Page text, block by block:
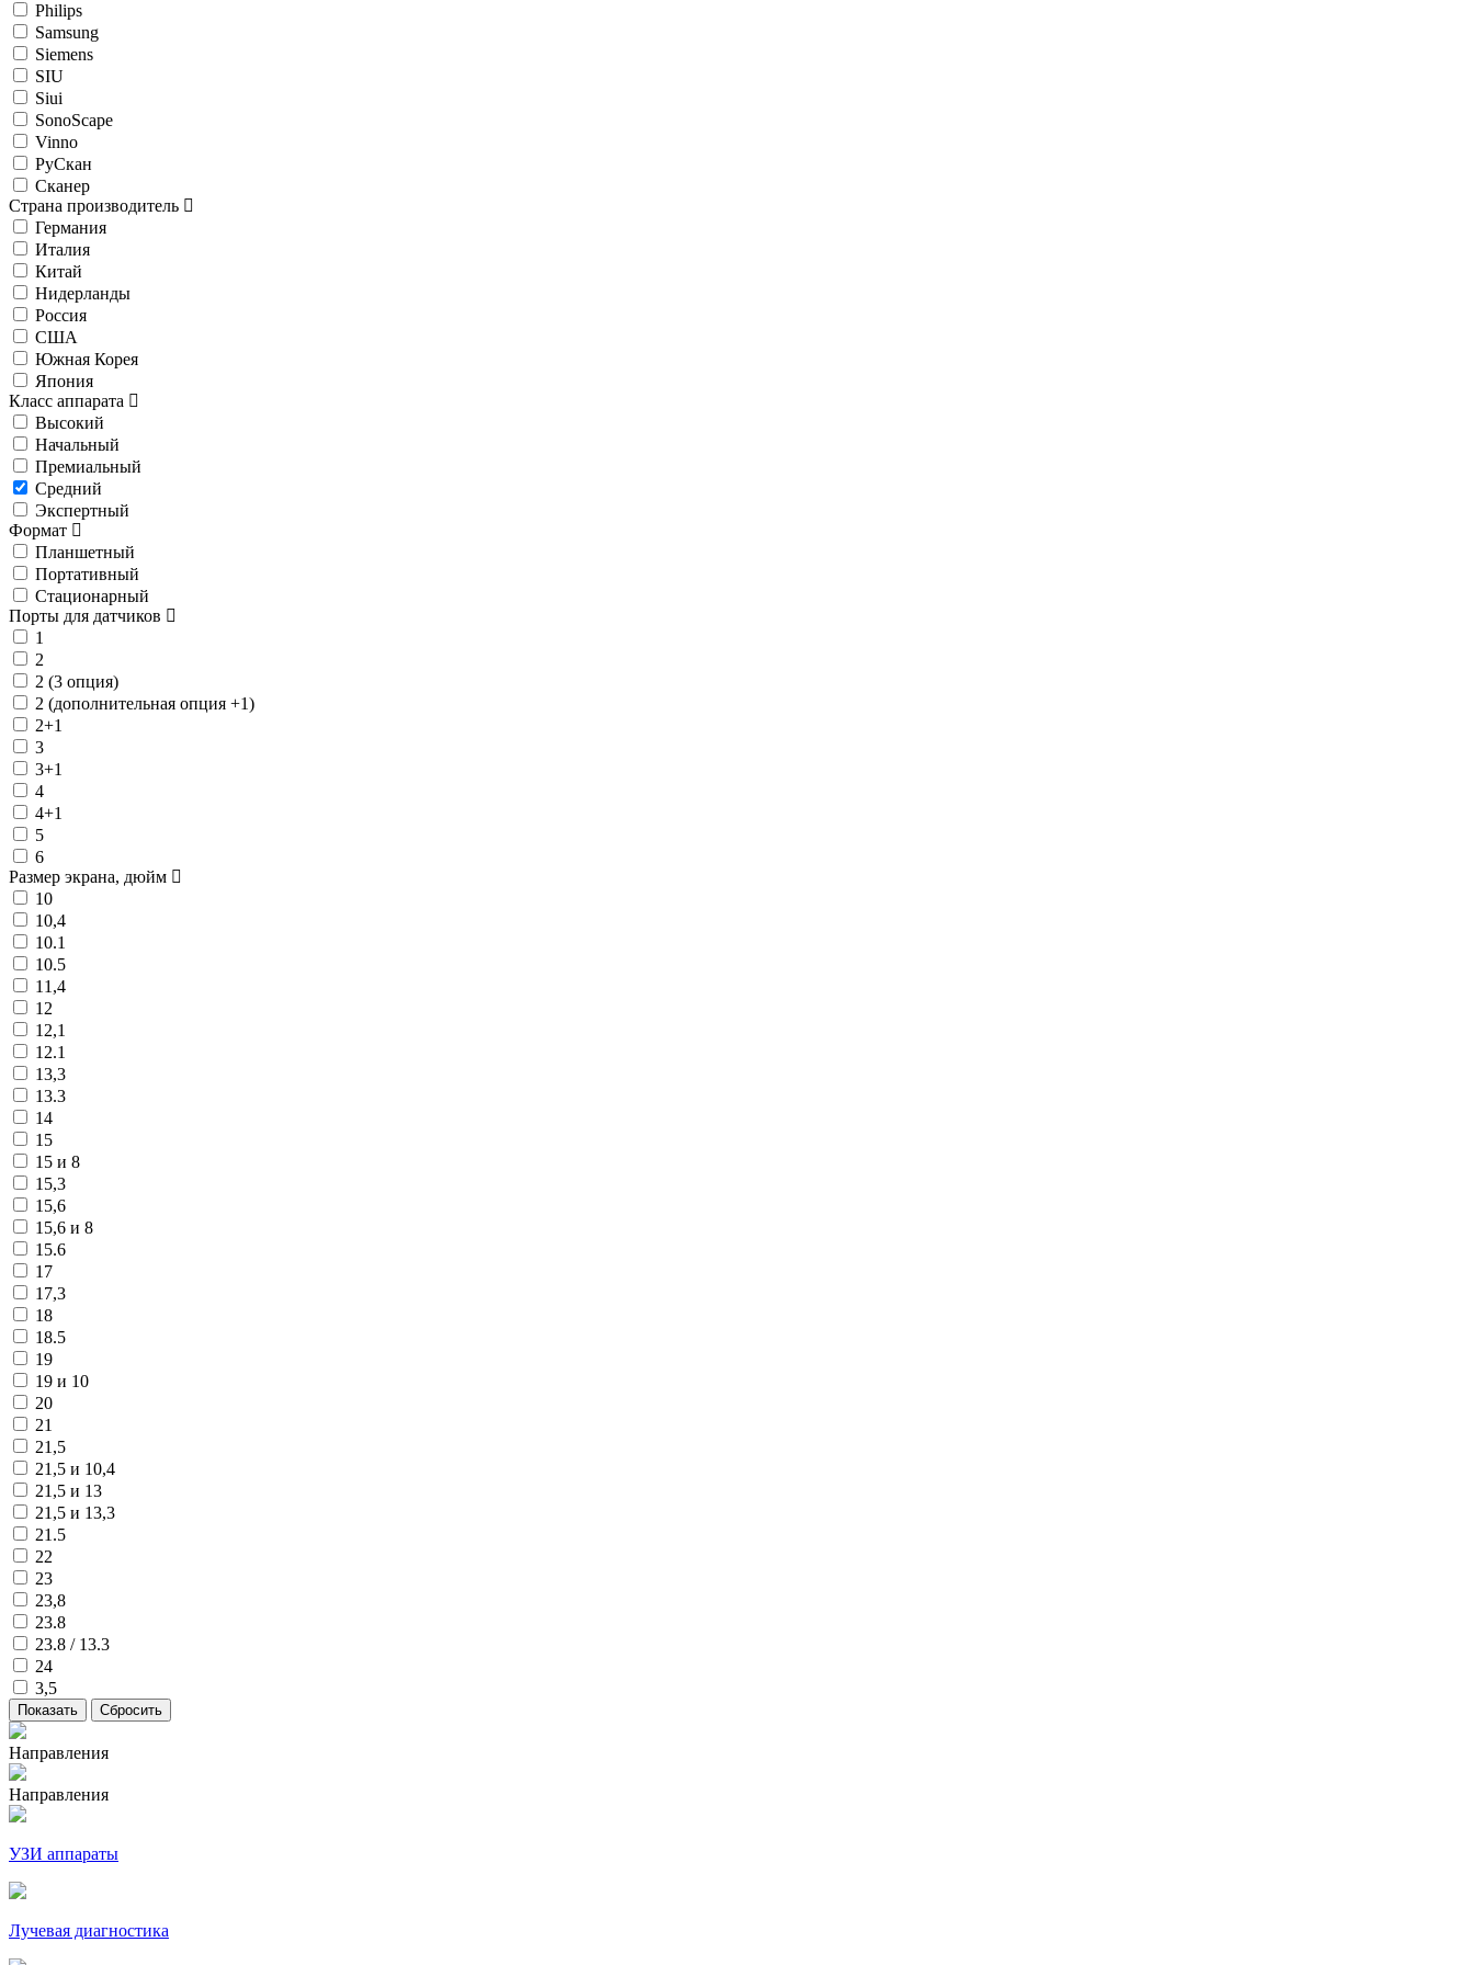
Philips
Samsung
Siemens
SIU
Siui
SonoScape
Vinno
РуСкан
Сканер
Страна производитель
Германия
Италия
Китай
Нидерланды
Россия
США
Южная Корея
Япония
Класс аппарата
Высокий
Начальный
Премиальный
Средний
Экспертный
Формат
Планшетный
Портативный
Стационарный
Порты для датчиков
1
2
2 (3 опция)
2 (дополнительная опция +1)
2+1
3
3+1
4
4+1
5
6
Размер экрана, дюйм
10
10,4
10.1
10.5
11,4
12
12,1
12.1
13,3
13.3
14
15
15 и 8
15,3
15,6
15,6 и 8
15.6
17
17,3
18
18.5
19
19 и 10
20
21
21,5
21,5 и 10,4
21,5 и 13
21,5 и 13,3
21.5
22
23
23,8
23.8
23.8 / 13.3
24
3,5
Направления
Направления
УЗИ аппараты
Лучевая диагностика